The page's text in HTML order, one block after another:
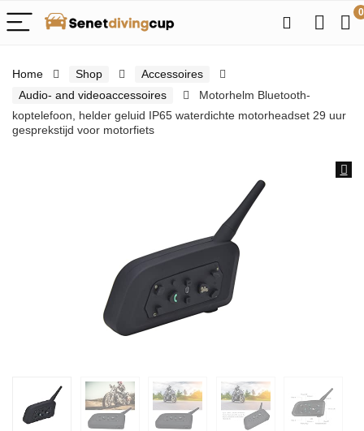
0
Home Shop
Accessoires
Audio- and videoaccessoires
Motorhelm Bluetooth-
koptelefoon, helder geluid IP65 waterdichte motorheadset 29 uur
gesprekstijd voor motorfiets